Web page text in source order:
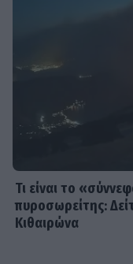
προσκύνημα
Πίσω από τις
Τι είναι το
πυροσωρείτης:
Κιθαιρώνα